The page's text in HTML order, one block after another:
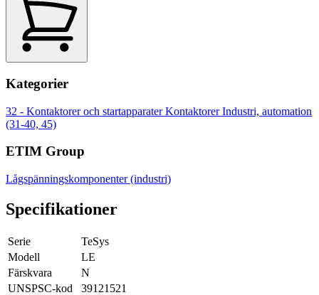
Kategorier
32 - Kontaktorer och startapparaterKontaktorerIndustri, automation
(31-40, 45)
ETIM Group
Lågspänningskomponenter (industri)
Specifikationer
Serie
TeSys
Modell
LE
Färskvara
N
UNSPSC-kod
39121521